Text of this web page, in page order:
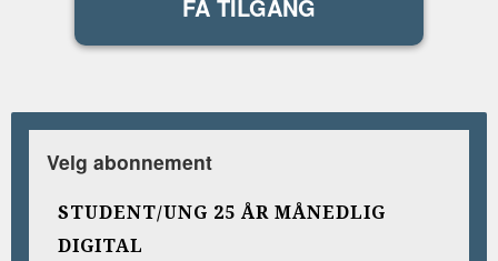
FÅ TILGANG
Velg abonnement
STUDENT/UNG 25 ÅR MÅNEDLIG
DIGITAL